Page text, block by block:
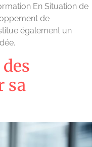
En Situation de
de
également un
sa